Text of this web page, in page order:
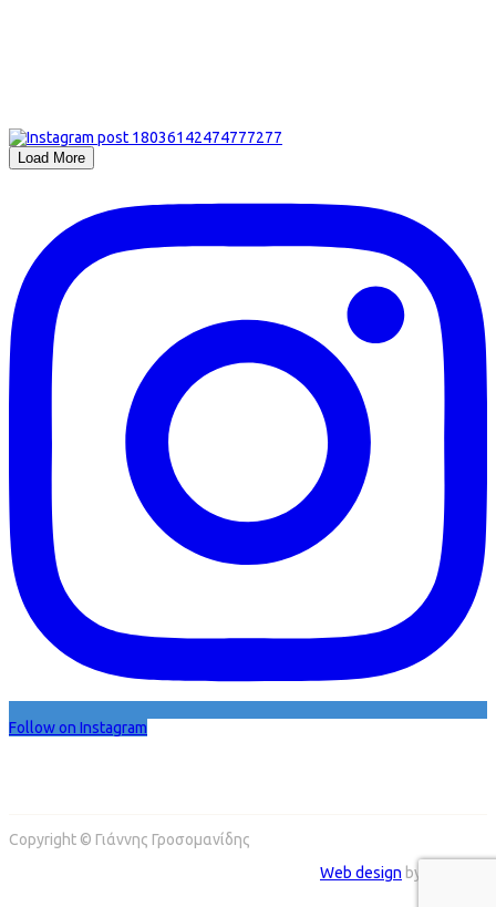
Load More
Follow on Instagram
Copyright © Γιάννης Γροσομανίδης
Web design by Addicted